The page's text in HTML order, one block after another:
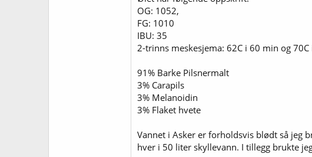
OG: 1052,
FG: 1010
IBU: 35
2-trinns meskesjema: 62C i 60 min og
91% Barke Pilsnermalt
3% Carapils
3% Melanoidin
3% Flaket hvete
Vannet i Asker er forholdsvis blødt så jeg
hver i 50 liter skyllevann. I tillegg brukte